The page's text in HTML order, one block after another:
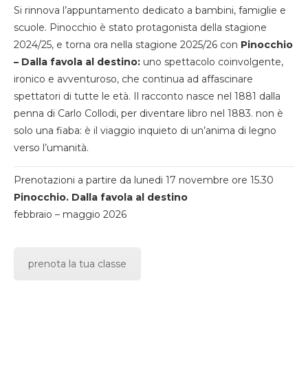
Si rinnova l’appuntamento dedicato a bambini, famiglie e
scuole. Pinocchio è stato protagonista della stagione
2024/25, e torna ora nella stagione 2025/26 con Pinocchio
– Dalla favola al destino: uno spettacolo coinvolgente,
ironico e avventuroso, che continua ad affascinare
spettatori di tutte le età. Il racconto nasce nel 1881 dalla
penna di Carlo Collodi, per diventare libro nel 1883. non è
solo una fiaba: è il viaggio inquieto di un’anima di legno
verso l’umanità.
Prenotazioni a partire da lunedi 17 novembre ore 15.30
Pinocchio. Dalla favola al destino
febbraio – maggio 2026
prenota la tua classe